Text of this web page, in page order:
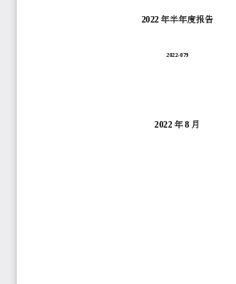
2022 年半年度报告
2022-079
2022 年 8 月